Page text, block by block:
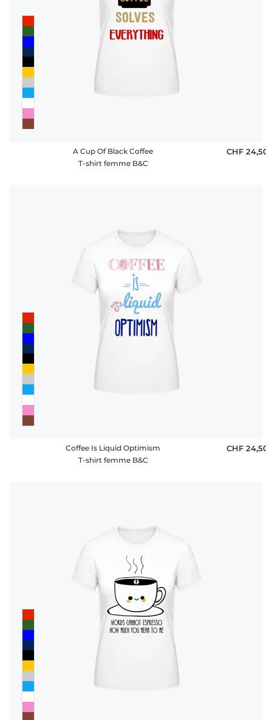
A Cup Of Black Coffee
T-shirt femme B&C
CHF 24,50
Coffee Is Liquid Optimism
T-shirt femme B&C
CHF 24,50